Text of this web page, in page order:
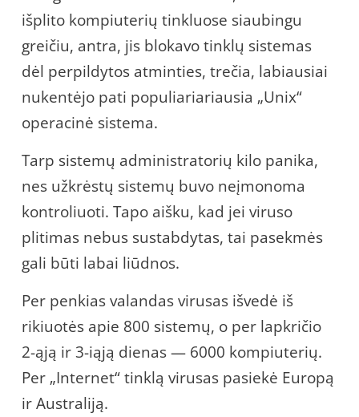
išplito kompiuterių tinkluose siaubingu
greičiu, antra, jis blokavo tinklų sistemas
dėl perpildytos atminties, trečia, labiausiai
nukentėjo pati populiariariausia „Unix“
operacinė sistema.
Tarp sistemų administratorių kilo panika,
nes užkrėstų sistemų buvo neįmonoma
kontroliuoti. Tapo aišku, kad jei viruso
plitimas nebus sustabdytas, tai pasekmės
gali būti labai liūdnos.
Per penkias valandas virusas išvedė iš
rikiuotės apie 800 sistemų, o per lapkričio
2-ąją ir 3-iąją dienas — 6000 kompiuterių.
Per „Internet“ tinklą virusas pasiekė Europą
ir Australiją.